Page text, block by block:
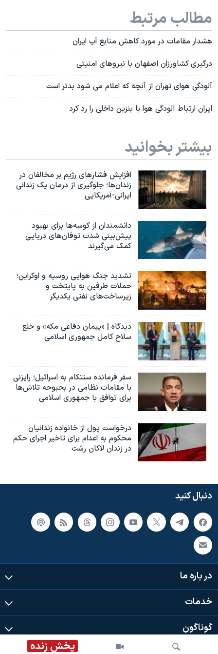
پخش زنده
مطالب مرتبط
هشدار مقامات در مورد کاهش منابع آب ایران
درگیری کشاورزان اصفهان با نیروهای امنیتی
آلودگی هوای تهران از آنچه که اعلام می شود بدتر است
ایران ارتباط آلودگی هوا با بنزین داخلی را رد کرد
بیشتر بخوانید
افزایش فشارهای رژیم بر مخالفان در
زندان‌ها؛ جلوگیری از درمان یک زندانی
ایرانی-آمریکایی
دانشمندان از کوسه‌ها برای بهبود
پیش‌بینی شدت توفان‌های دریایی
کمک می‌گیرند
تشدید جنگ هوایی روسیه و اوکراین؛
حملات طرفین به پایتخت‌ و
زیرساخت‌های نفتی یکدیگر
دیدگاه | «پیمان دفاعی مکه» و خلع
سلاح کامل جمهوری اسلامی
سفر فرمانده سنتکام به اسرائیل؛ رایزنی
با مقامات نظامی در بحبوحه تلاش‌ها
برای توافق با جمهوری اسلامی
درخواست پول از خانواده زندانیان
محکوم به‌ اعدام برای تاخیر اجرای حکم
در زندان لاکان رشت
دنبال کنید
در باره ما
خدمات
گوناگون